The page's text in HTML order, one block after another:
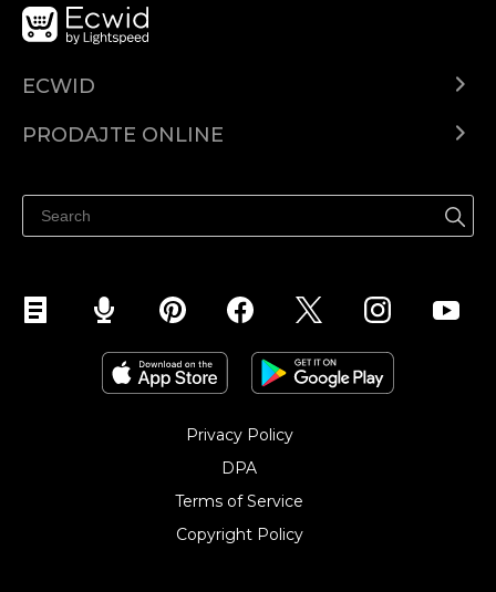
ECWID
PRODAJTE ONLINE
Privacy Policy
DPA
Terms of Service
Copyright Policy‎